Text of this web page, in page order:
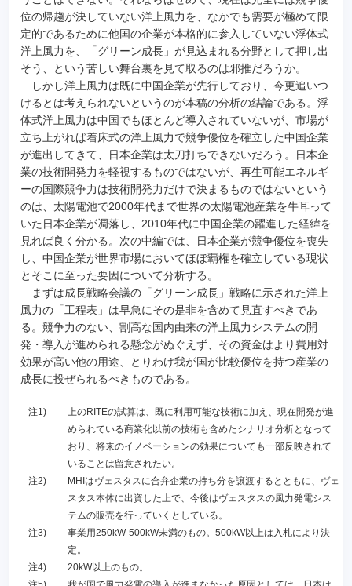
位の帰趨が決していない洋上風力を、なかでも需要が極めて限
定的であるために他国の企業が本格的に参入していない浮体式
洋上風力を、「グリーン成長」が見込まれる分野として押し出
そう、という苦しい舞台裏を見て取るのは邪推だろうか。
しかし洋上風力は既に中国企業が先行しており、今更追いつ
けるとは考えられないというのが本稿の分析の結論である。浮
体式洋上風力は中国でもほとんど導入されていないが、市場が
立ち上がれば着床式の洋上風力で競争優位を確立した中国企業
が進出してきて、日本企業は太刀打ちできないだろう。日本企
業の技術開発力を軽視するものではないが、再生可能エネルギ
ーの国際競争力は技術開発力だけで決まるものではないという
のは、太陽電池で2000年代まで世界の太陽電池産業を牛耳って
いた日本企業が凋落し、2010年代に中国企業の躍進した経緯を
見れば良く分かる。次の中編では、日本企業が競争優位を喪失
し、中国企業が世界市場においてほぼ覇権を確立している現状
とそこに至った要因について分析する。
まずは成長戦略会議の「グリーン成長」戦略に示された洋上
風力の「工程表」は早急にその是非を含めて見直すべきであ
る。競争力のない、割高な国内由来の洋上風力システムの開
発・導入が進められる懸念がぬぐえず、その資金はより費用対
効果が高い他の用途、とりわけ我が国が比較優位を持つ産業の
成長に投ぜられるべきものである。
注1)
上のRITEの試算は、既に利用可能な技術に加え、現在開発が進
められている商業化以前の技術も含めたシナリオ分析となって
おり、将来のイノベーションの効果についても一部反映されて
いることは留意されたい。
注2)
MHIはヴェスタスに合弁企業の持ち分を譲渡するとともに、ヴェ
スタス本体に出資した上で、今後はヴェスタスの風力発電シス
テムの販売を行っていくとしている。
注3)
事業用250kW-500kW未満のもの。500kW以上は入札により決
定。
注4)
20kW以上のもの。
注5)
我が国で風力発電の導入が進まなかった原因としては、日本は